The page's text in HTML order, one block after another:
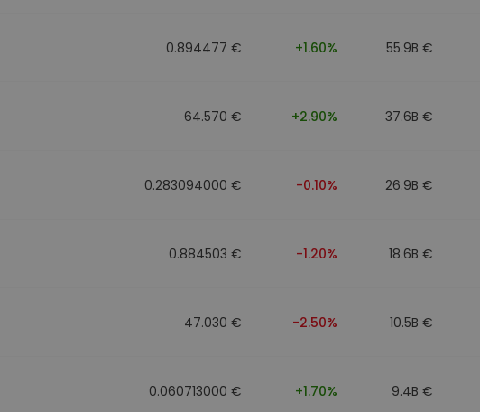
0.894477 € +1.60% 55.9B €
64.570 € +2.90% 37.6B €
0.283094000 € -0.10% 26.9B €
0.884503 € -1.20% 18.6B €
47.030 € -2.50% 10.5B €
0.060713000 € +1.70% 9.4B €